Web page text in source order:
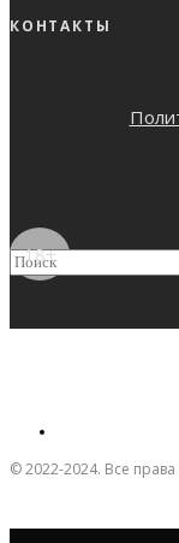
КОНТАКТЫ
18+
© 2022-2024. Все